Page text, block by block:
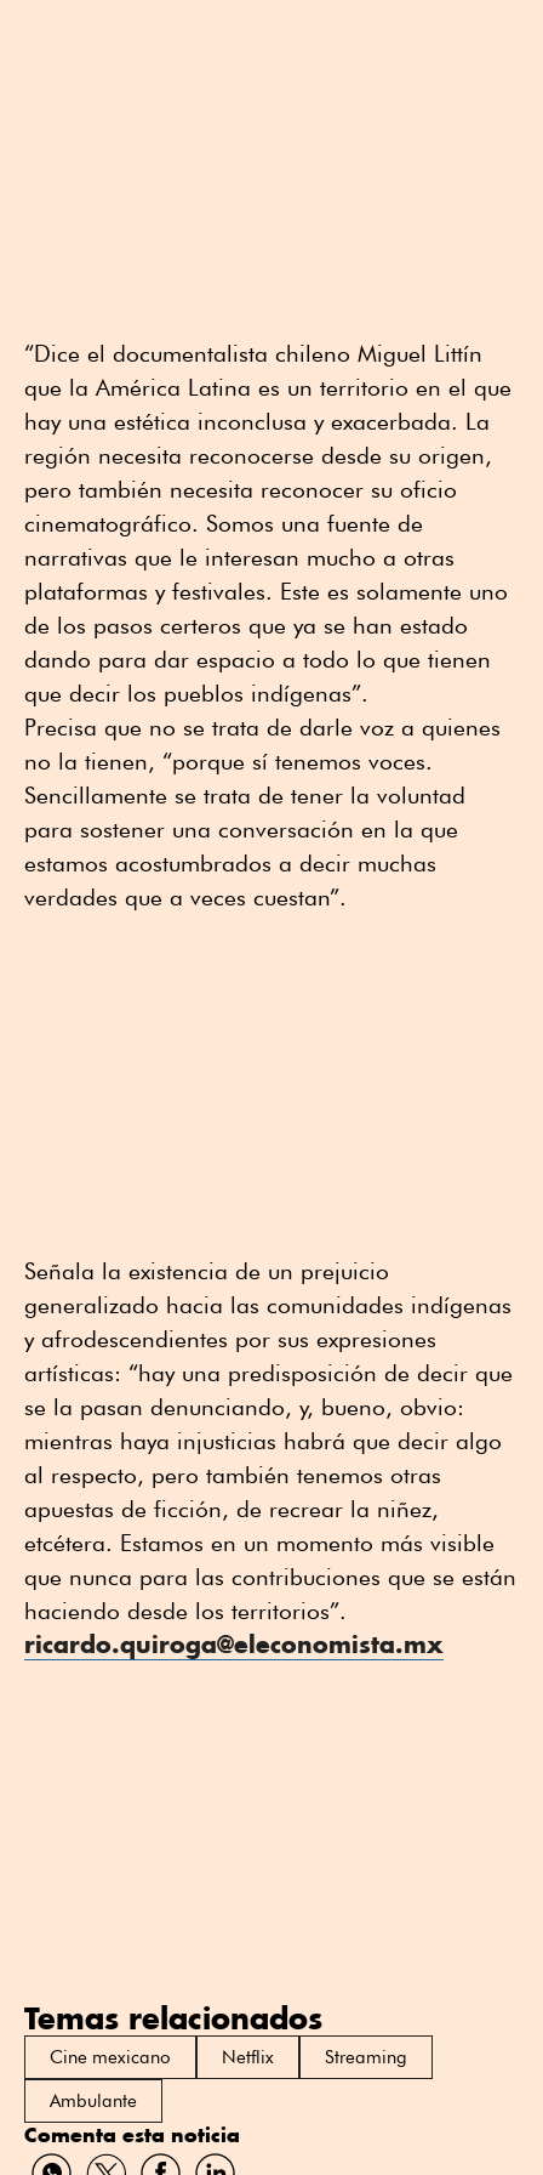
“Dice el documentalista chileno Miguel Littín
que la América Latina es un territorio en el que
hay una estética inconclusa y exacerbada. La
región necesita reconocerse desde su origen,
pero también necesita reconocer su oficio
cinematográfico. Somos una fuente de
narrativas que le interesan mucho a otras
plataformas y festivales. Este es solamente uno
de los pasos certeros que ya se han estado
dando para dar espacio a todo lo que tienen
que decir los pueblos indígenas”.
Precisa que no se trata de darle voz a quienes
no la tienen, “porque sí tenemos voces.
Sencillamente se trata de tener la voluntad
para sostener una conversación en la que
estamos acostumbrados a decir muchas
verdades que a veces cuestan”.
Señala la existencia de un prejuicio
generalizado hacia las comunidades indígenas
y afrodescendientes por sus expresiones
artísticas: “hay una predisposición de decir que
se la pasan denunciando, y, bueno, obvio:
mientras haya injusticias habrá que decir algo
al respecto, pero también tenemos otras
apuestas de ficción, de recrear la niñez,
etcétera. Estamos en un momento más visible
que nunca para las contribuciones que se están
haciendo desde los territorios”.
ricardo.quiroga@eleconomista.mx
Temas relacionados
Cine mexicano Netflix
Streaming
Ambulante
Comenta esta noticia